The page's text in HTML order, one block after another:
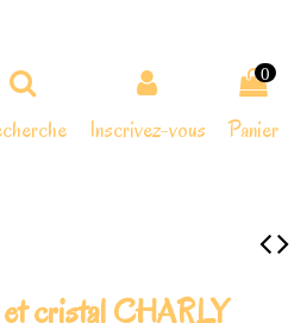
Inscrivez-vous
0
Panier
cristal CHARLY